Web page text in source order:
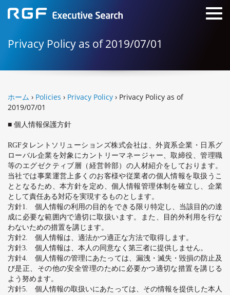
Privacy Policy as of 2019/07/01
ホーム › Policies › Privacy Policy › Privacy Policy as of
2019/07/01
■ 個人情報保護方針
RGFタレントソリューションズ株式会社は、外資系企業・日系グ
ローバル企業を対象にカントリーマネージャー、取締役、管理職
等のエグゼクティブ層（経営幹部）の人材紹介をしております。
当社では事業運営上多くのお客様や従業者の個人情報を取扱うこ
ととなるため、本方針を定め、個人情報管理体制を確立し、企業
として責任ある対応を実現するものとします。
方針1. 個人情報の利用の目的をできる限り特定し、当該目的の達
成に必要な範囲内で適切に取扱います。また、目的外利用を行な
わないための措置を講じます。
方針2. 個人情報は、適法かつ適正な方法で取得します。
方針3. 個人情報は、本人の同意なく第三者に提供しません。
方針4. 個人情報の管理にあたっては、漏洩・滅失・毀損の防止及
び是正、その他の安全管理のために必要かつ適切な措置を講じる
よう努めます。
方針5. 個人情報の取扱いにあたっては、その情報を提供した本人